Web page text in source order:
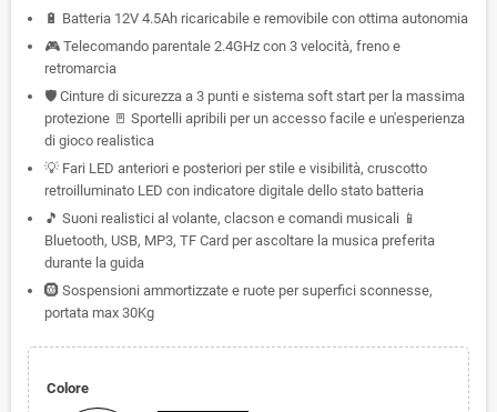
🔋 Batteria 12V 4.5Ah ricaricabile e removibile con ottima autonomia
🎮 Telecomando parentale 2.4GHz con 3 velocità, freno e
retromarcia
🛡️ Cinture di sicurezza a 3 punti e sistema soft start per la massima
protezione 🚪 Sportelli apribili per un accesso facile e un'esperienza
di gioco realistica
💡 Fari LED anteriori e posteriori per stile e visibilità, cruscotto
retroilluminato LED con indicatore digitale dello stato batteria
🎵 Suoni realistici al volante, clacson e comandi musicali 📱
Bluetooth, USB, MP3, TF Card per ascoltare la musica preferita
durante la guida
🛞 Sospensioni ammortizzate e ruote per superfici sconnesse,
portata max 30Kg
Colore